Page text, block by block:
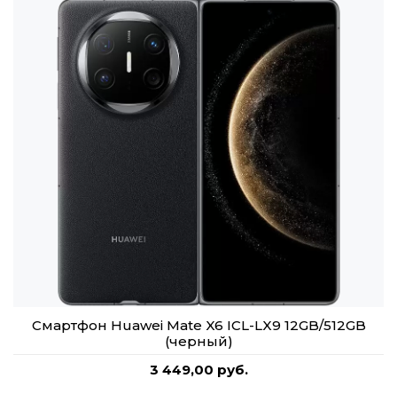
Смартфон Huawei Mate X6 ICL-LX9 12GB/512GB
(черный)
3 449,00 руб.